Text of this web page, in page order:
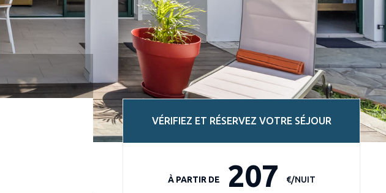
VÉRIFIEZ ET RÉSERVEZ VOTRE SÉJOUR
À PARTIR DE 207 €/NUIT